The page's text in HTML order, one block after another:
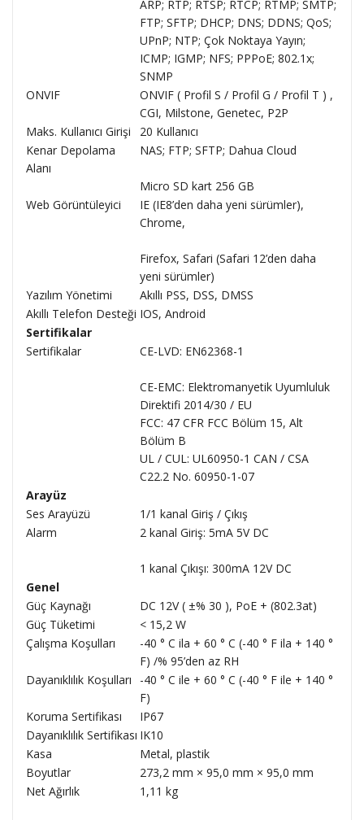
ARP; RTP; RTSP; RTCP; RTMP; SMTP;
FTP; SFTP; DHCP; DNS; DDNS; QoS;
UPnP; NTP; Çok Noktaya Yayın;
ICMP; IGMP; NFS; PPPoE; 802.1x;
SNMP
ONVIF
ONVIF ( Profil S / Profil G / Profil T ) ,
CGI, Milstone, Genetec, P2P
Maks. Kullanıcı Girişi
20 Kullanıcı
Kenar Depolama
Alanı
NAS; FTP; SFTP; Dahua Cloud
Micro SD kart 256 GB
Web Görüntüleyici
IE (IE8’den daha yeni sürümler),
Chrome,
Firefox, Safari (Safari 12’den daha
yeni sürümler)
Yazılım Yönetimi
Akıllı PSS, DSS, DMSS
Akıllı Telefon Desteği IOS, Android
Sertifikalar
Sertifikalar
CE-LVD: EN62368-1
CE-EMC: Elektromanyetik Uyumluluk
Direktifi 2014/30 / EU
FCC: 47 CFR FCC Bölüm 15, Alt
Bölüm B
UL / CUL: UL60950-1 CAN / CSA
C22.2 No. 60950-1-07
Arayüz
Ses Arayüzü
1/1 kanal Giriş / Çıkış
Alarm
2 kanal Giriş: 5mA 5V DC
1 kanal Çıkışı: 300mA 12V DC
Genel
Güç Kaynağı
DC 12V ( ±% 30 ), PoE + (802.3at)
Güç Tüketimi
< 15,2 W
Çalışma Koşulları
-40 ° C ila + 60 ° C (-40 ° F ila + 140 °
F) /% 95’den az RH
Dayanıklılık Koşulları
-40 ° C ile + 60 ° C (-40 ° F ile + 140 °
F)
Koruma Sertifikası
IP67
Dayanıklılık Sertifikası IK10
Kasa
Metal, plastik
Boyutlar
273,2 mm × 95,0 mm × 95,0 mm
Net Ağırlık
1,11 kg